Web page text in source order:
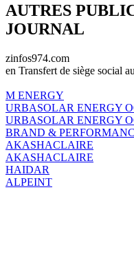
AUTRES
JOURNAL
zinfos974.com
en Transfert de siège social
M ENERGY
URBASOLAR ENERGY
URBASOLAR ENERGY
BRAND &
AKASHACLAIRE
AKASHACLAIRE
HAIDAR
ALPEINT